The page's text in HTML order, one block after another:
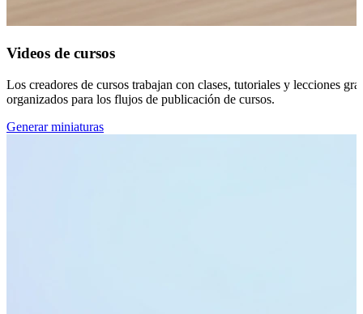
Videos de cursos
Los creadores de cursos trabajan con clases, tutoriales y lecciones
organizados para los flujos de publicación de cursos.
Generar miniaturas